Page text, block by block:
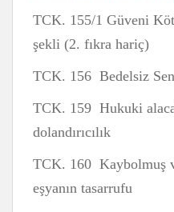
TCK. 155/1 Güveni
şekli (2. fıkra hariç)
TCK. 156 Bedelsiz
TCK. 159 Hukuki
dolandırıcılık
TCK. 160 Kaybolmuş
eşyanın tasarrufu